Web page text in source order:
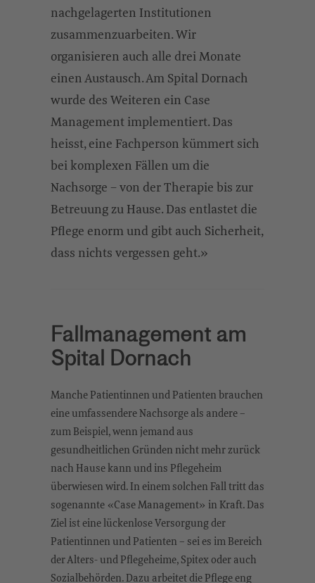
nachgelagerten Institutionen
zusammenzuarbeiten. Wir
organisieren auch alle drei Monate
einen Austausch. Am Spital Dornach
wurde des Weiteren ein Case
Management implementiert. Das
heisst, eine Fachperson kümmert sich
bei komplexen Fällen um die
Nachsorge – von der Therapie bis zur
Betreuung zu Hause. Das entlastet die
Pflege enorm und gibt auch Sicherheit,
dass nichts vergessen geht.»
Fallmanagement am
Spital Dornach
Manche Patientinnen und Patienten brauchen
eine umfassendere Nachsorge als andere –
zum Beispiel, wenn jemand aus
gesundheitlichen Gründen nicht mehr zurück
nach Hause kann und ins Pflegeheim
überwiesen wird. In einem solchen Fall tritt das
sogenannte «Case Management» in Kraft. Das
Ziel ist eine lückenlose Versorgung der
Patientinnen und Patienten – sei es im Bereich
der Alters- und Pflegeheime, Spitex oder auch
Sozialbehörden. Dazu arbeitet die Pflege eng